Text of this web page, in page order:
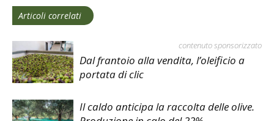
Articoli correlati
contenuto sponsorizzato
Dal frantoio alla vendita, l’oleificio a
portata di clic
Il caldo anticipa la raccolta delle olive.